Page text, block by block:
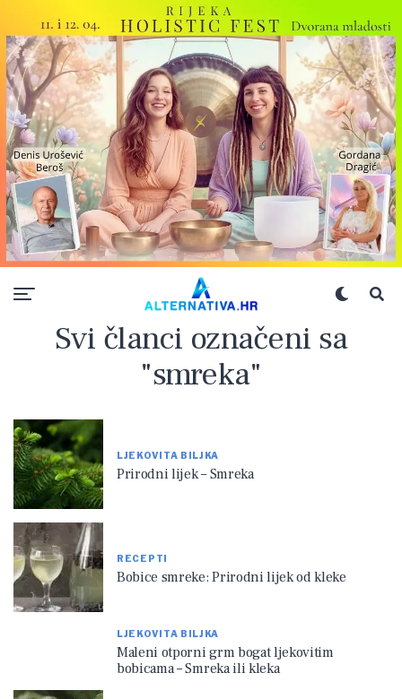
Svi članci označeni sa
"smreka"
LJEKOVITA BILJKA
Prirodni lijek – Smreka
RECEPTI
Bobice smreke: Prirodni lijek od kleke
LJEKOVITA BILJKA
Maleni otporni grm bogat ljekovitim
bobicama – Smreka ili kleka